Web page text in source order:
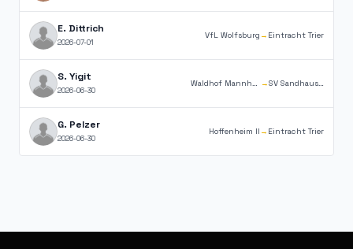
E. Dittrich
2026-07-01
VfL Wolfsburg → Eintracht Trier
S. Yigit
2026-06-30
Waldhof Mannheim → SV Sandhausen
G. Pelzer
2026-06-30
Hoffenheim II → Eintracht Trier